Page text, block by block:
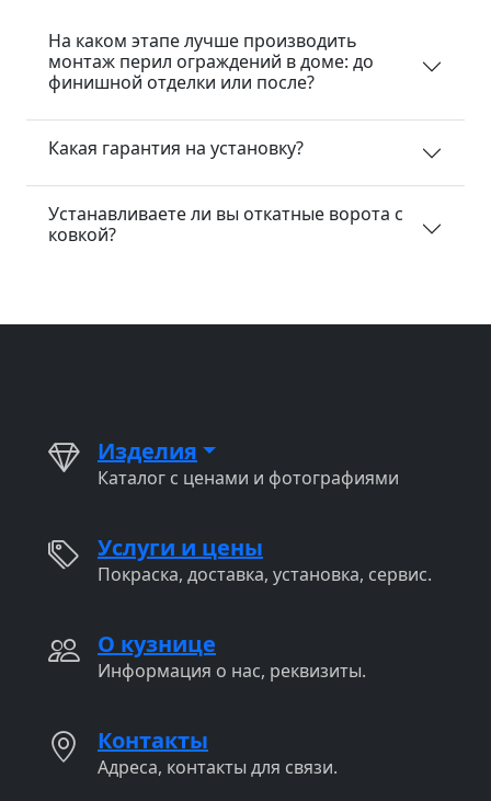
На каком этапе лучше производить
монтаж перил ограждений в доме: до
финишной отделки или после?
Какая гарантия на установку?
Устанавливаете ли вы откатные ворота с
ковкой?
Изделия
Каталог с ценами и фотографиями
Услуги и цены
Покраска, доставка, установка, сервис.
О кузнице
Информация о нас, реквизиты.
Контакты
Адреса, контакты для связи.